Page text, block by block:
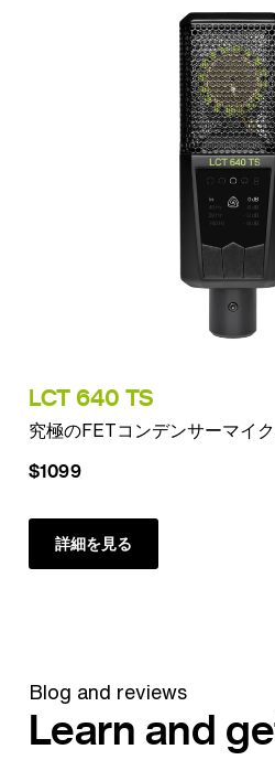
LCT 640 TS
究極のFETコンデンサーマイク
$1099
詳細を見る
Blog and reviews
Learn and